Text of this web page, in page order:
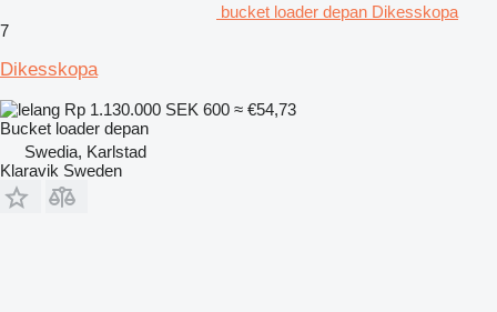
bucket loader depan Dikesskopa
7
Dikesskopa
Rp 1.130.000 SEK 600 ≈ €54,73
Bucket loader depan
Swedia, Karlstad
Klaravik Sweden